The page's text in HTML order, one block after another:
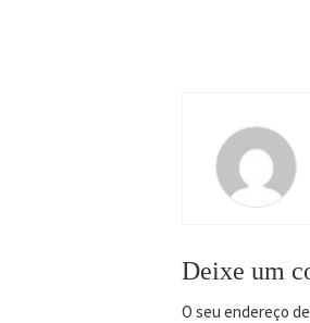
Deixe um
O seu endereço